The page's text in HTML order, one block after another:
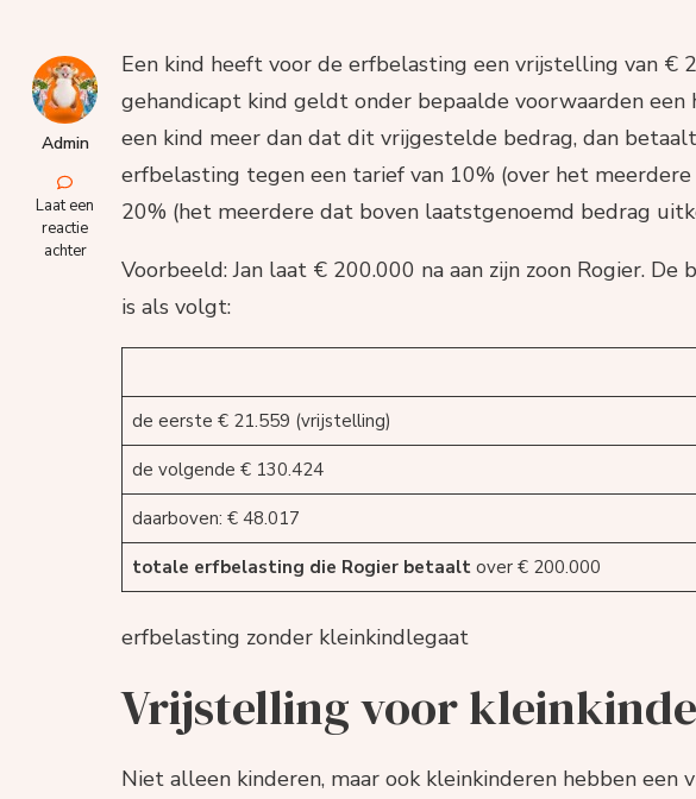
Admin
Laat een
reactie
achter
op
Geld
legateren
kleinkinderen.
Een kind heeft voor de erfbelasting een vrijstelling van €
gehandicapt kind geldt onder bepaalde voorwaarden
een kind meer dan dat dit vrijgestelde bedrag, dan
erfbelasting tegen een tarief van 10% (over het
20% (het meerdere dat boven laatstgenoemd bedrag
Voorbeeld: Jan laat € 200.000 na aan zijn zoon Rogier.
is als volgt:
de eerste € 21.559 (vrijstelling)
de volgende € 130.424
daarboven: € 48.017
totale erfbelasting die Rogier betaaltover € 200.000
erfbelasting zonder kleinkindlegaat
Vrijstelling voor
Niet alleen kinderen, maar ook kleinkinderen hebben een